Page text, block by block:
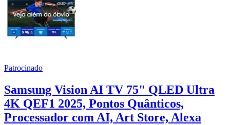
Patrocinado
Samsung Vision AI TV 75" QLED Ultra
4K QEF1 2025, Pontos Quânticos,
Processador com AI, Art Store, Alexa